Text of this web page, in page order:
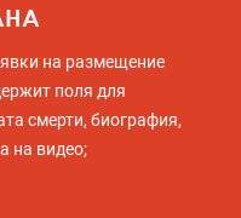
на размещение
поля для
смерти, биография,
на видео;